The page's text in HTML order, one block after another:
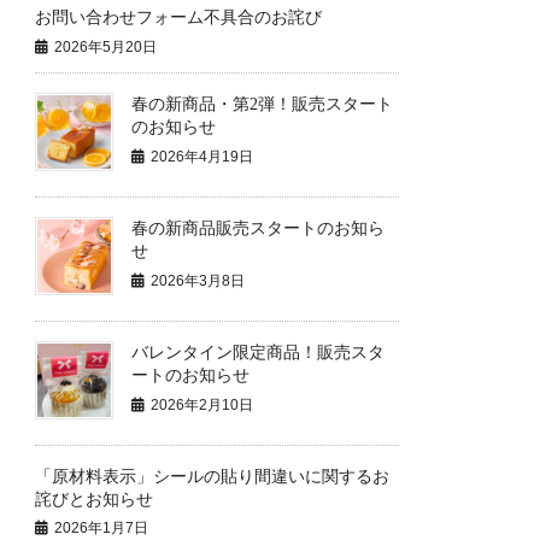
お問い合わせフォーム不具合のお詫び
2026年5月20日
春の新商品・第2弾！販売スタート
のお知らせ
2026年4月19日
春の新商品販売スタートのお知ら
せ
2026年3月8日
バレンタイン限定商品！販売スタ
ートのお知らせ
2026年2月10日
「原材料表示」シールの貼り間違いに関するお
詫びとお知らせ
2026年1月7日